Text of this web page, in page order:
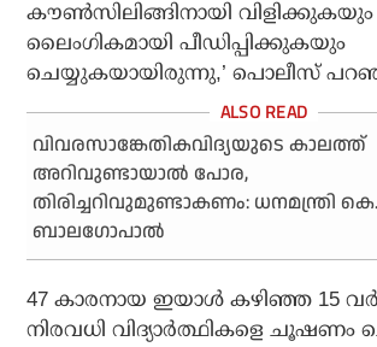
കൗൺസിലിങ്ങിനായി വിളിക്കുകയും
ലൈംഗികമായി പീഡിപ്പിക്കുകയും
ചെയ്യുകയായിരുന്നു,’ പൊലീസ്
വിവരസാങ്കേതികവിദ്യയുടെ കാലത്ത്
അറിവുണ്ടായാൽ പോര,
തിരിച്ചറിവുമുണ്ടാകണം: ധനമന്ത്രി
ബാലഗോപാൽ
47 കാരനായ ഇയാൾ കഴിഞ്ഞ 15
നിരവധി വിദ്യാർത്ഥികളെ ചൂഷണം